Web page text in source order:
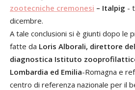
zootecniche cremonesi – Italpig -
dicembre.
A tale conclusioni si è giunti dopo le
fatte da Loris Alborali, direttore
diagnostica Istituto
Lombardia ed Emilia-Romagna e
centro di referenza nazionale per il